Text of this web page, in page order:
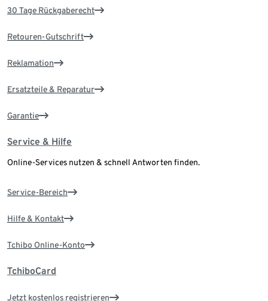
30 Tage Rückgaberecht
Retouren-Gutschrift
Reklamation
Ersatzteile & Reparatur
Garantie
Service & Hilfe
Online-Services nutzen & schnell Antworten finden.
Service-Bereich
Hilfe & Kontakt
Tchibo Online-Konto
TchiboCard
Jetzt kostenlos registrieren